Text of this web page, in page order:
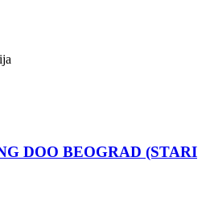
DOO BEOGRAD (STARI